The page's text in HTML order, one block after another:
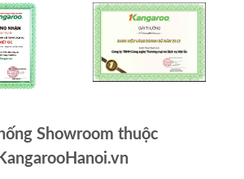
Showroom thuộc
KangarooHanoi.vn